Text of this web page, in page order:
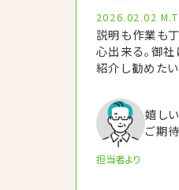
2026.02.02
説明も作業も
心出来る。御社
紹介し勧めたい
担当者より
嬉し
ご期